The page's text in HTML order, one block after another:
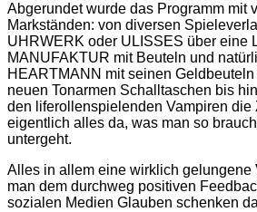
Abgerundet wurde das Programm mit
Markständen: von diversen
UHRWERK oder ULISSES über eine
MANUFAKTUR mit Beuteln und
HEARTMANN mit seinen Geldbeuteln
neuen Tonarmen Schalltaschen bis
den liferollenspielenden Vampiren die
eigentlich alles da, was man so
untergeht.
Alles in allem eine wirklich gelungene
man dem durchweg positiven
sozialen Medien Glauben schenken